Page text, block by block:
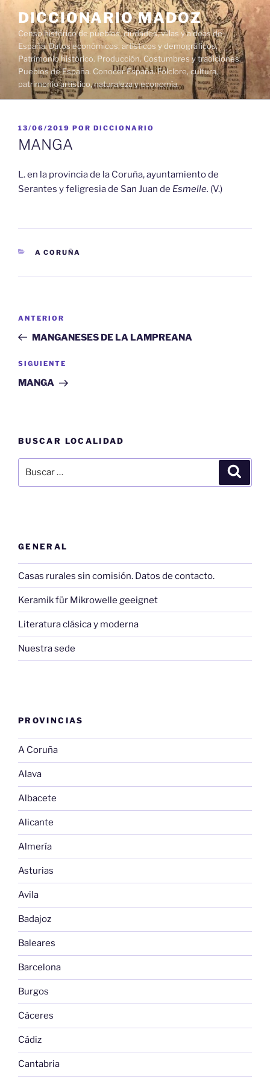
contenido
DICCIONARIO MADOZ
Censo histórico de pueblos, ciudades, villas y aldeas de
España. Datos económicos, artísticos y demográficos.
Patrimonio histórico. Producción. Costumbres y tradiciones.
Pueblos de España. Conocer España. Folclore, cultura,
patrimonio artístico, naturaleza y economía.
PUBLICADO
EL
13/06/2019 POR DICCIONARIO
MANGA
L. en la provincia de la Coruña, ayuntamiento de
Serantes y feligresia de San Juan de Esmelle. (V.)
CATEGORÍAS
A CORUÑA
entradas
Entrada
anterior:
ANTERIOR
MANGANESES DE LA LAMPREANA
Siguiente
entrada
SIGUIENTE
MANGA
BUSCAR LOCALIDAD
por:
GENERAL
Casas rurales sin comisión. Datos de contacto.
Keramik für Mikrowelle geeignet
Literatura clásica y moderna
Nuestra sede
PROVINCIAS
A Coruña
Alava
Albacete
Alicante
Almería
Asturias
Avila
Badajoz
Baleares
Barcelona
Burgos
Cáceres
Cádiz
Cantabria